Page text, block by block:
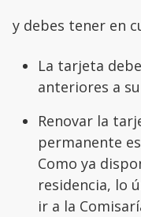
y debes tener en
La tarjeta
anteriores a
Renovar la
permanente
Como ya
residencia, lo
ir a la